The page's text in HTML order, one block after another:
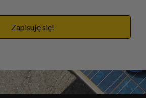
Zapisuję się!